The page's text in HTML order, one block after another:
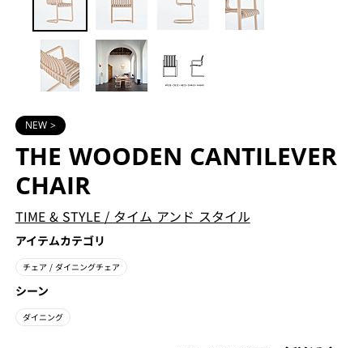
NEW >
THE WOODEN CANTILEVER
CHAIR
TIME & STYLE / タイム アンド スタイル
アイテムカテゴリ
チェア / ダイニングチェア
シーン
ダイニング